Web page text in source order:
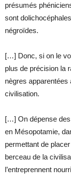
présumés
sont
négroïdes.
[…] Donc, si on le
plus de précision la
nègres apparentées
civilisation.
[…] On dépense des
en Mésopotamie,
permettant de
berceau de la
l’entreprennent